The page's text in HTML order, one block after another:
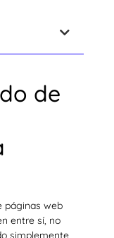
de
páginas web
entre sí, no
simplemente